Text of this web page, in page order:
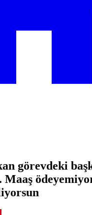
görevdeki
Maaş